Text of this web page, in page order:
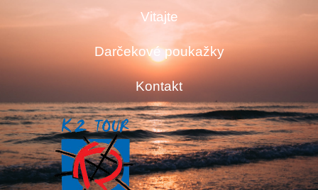
Vitajte
Darčekové poukažky
Kontakt